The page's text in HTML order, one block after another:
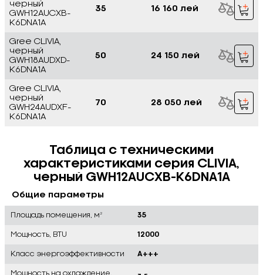
черный
GWH12AUCXB-
K6DNA1A
35 16 160 лей
Gree CLIVIA,
черный
GWH18AUDXD-
K6DNA1A
50 24 150 лей
Gree CLIVIA,
черный
GWH24AUDXF-
K6DNA1A
70 28 050 лей
Таблица с техническими
характеристиками серия CLIVIA,
черный GWH12AUCXB-K6DNA1A
Общие параметры
Площадь помещения, м² 35
Мощность, BTU 12000
Класс энергоэффективности A+++
Мощность на охлаждение,